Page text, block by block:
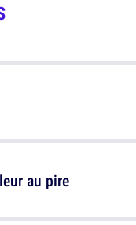
au pire